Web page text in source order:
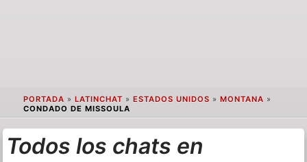
PORTADA » LATINCHAT » ESTADOS UNIDOS » MONTANA »
CONDADO DE MISSOULA
Todos los chats en